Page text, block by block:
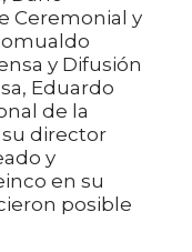
Ceremonial y
y Difusión
Eduardo
de la
director
y
en su
posible